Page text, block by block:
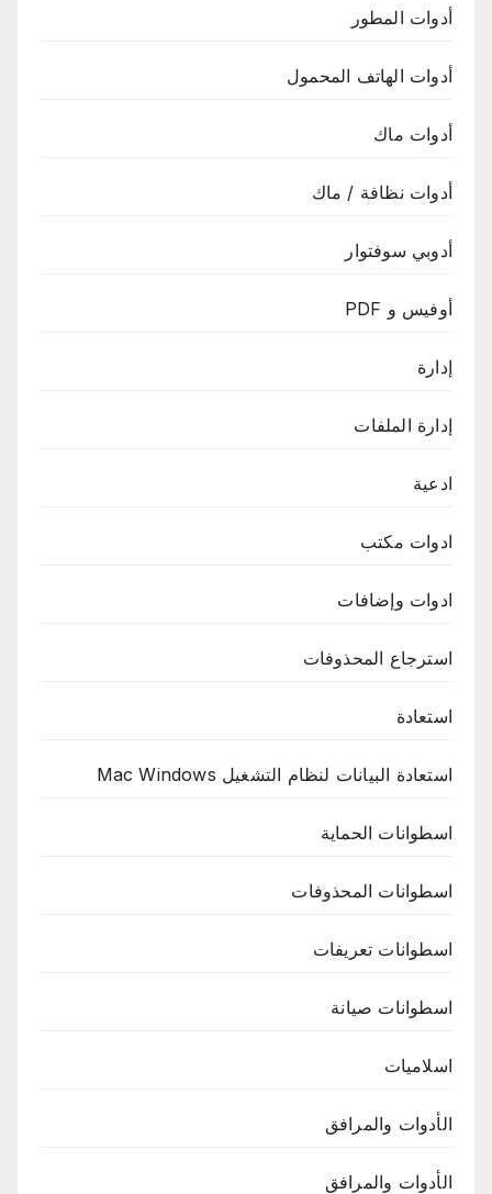
أدوات المطور
أدوات الهاتف المحمول
أدوات ماك
أدوات نظافة / ماك
أدوبي سوفتوار
أوفيس و PDF
إدارة
إدارة الملفات
ادعية
ادوات مكتب
ادوات وإضافات
استرجاع المحذوفات
استعادة
استعادة البيانات لنظام التشغيل Mac Windows
اسطوانات الحماية
اسطوانات المحذوفات
اسطوانات تعريفات
اسطوانات صيانة
اسلاميات
الأدوات والمرافق
الأدوات والمرافق